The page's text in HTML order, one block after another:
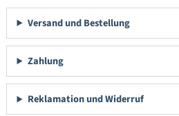
Versand und Bestellung
Zahlung
Reklamation und Widerruf